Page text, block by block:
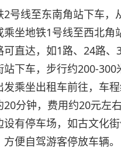
号线至东南角站下车
坐地铁1号线至西北角
直达，如1路、24路
下车，步行约200-300
乘坐出租车前往，车
分钟，费用约20元左右
设有停车场，如古文化
便自驾游客停放车辆。